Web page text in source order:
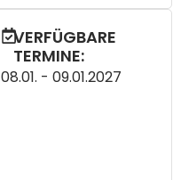
VERFÜGBARE
TERMINE:
08.01. - 09.01.2027